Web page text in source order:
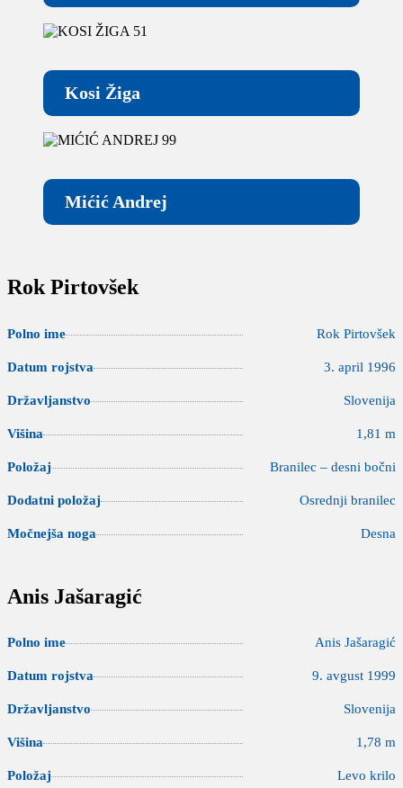
Kosi Žiga
Mićić Andrej
Rok Pirtovšek
Polno ime Rok Pirtovšek
Datum rojstva 3. april 1996
Državljanstvo Slovenija
Višina 1,81 m
Položaj Branilec – desni bočni
Dodatni položaj Osrednji branilec
Močnejša noga Desna
Anis Jašaragić
Polno ime Anis Jašaragić
Datum rojstva 9. avgust 1999
Državljanstvo Slovenija
Višina 1,78 m
Položaj Levo krilo